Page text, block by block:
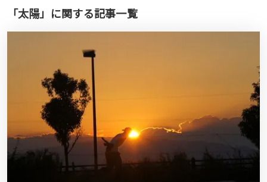
「太陽」に関する記事一覧